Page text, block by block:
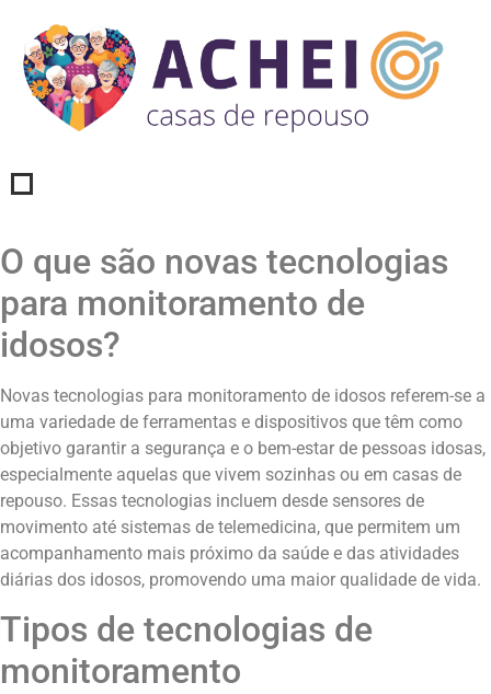
O que são novas tecnologias
para monitoramento de
idosos?
Novas tecnologias para monitoramento de idosos referem-se a
uma variedade de ferramentas e dispositivos que têm como
objetivo garantir a segurança e o bem-estar de pessoas idosas,
especialmente aquelas que vivem sozinhas ou em casas de
repouso. Essas tecnologias incluem desde sensores de
movimento até sistemas de telemedicina, que permitem um
acompanhamento mais próximo da saúde e das atividades
diárias dos idosos, promovendo uma maior qualidade de vida.
Tipos de tecnologias de
monitoramento